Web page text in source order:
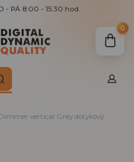
- PÁ 8:00 - 15:30 hod.
0
vertical Grey dotykový